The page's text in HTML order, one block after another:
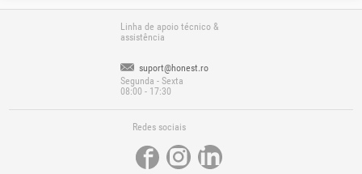
Linha de apoio técnico &
assistência
suport@honest.ro
Segunda - Sexta
08:00 - 17:30
Redes sociais